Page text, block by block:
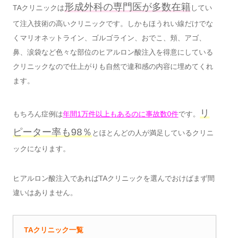
TAクリニックは形成外科の専門医が多数在籍 してい
て注入技術の高いクリニックです。しかもほうれい線だけでな
くマリオネットライン、ゴルゴライン、おでこ、頬、アゴ、
鼻、涙袋など色々な部位のヒアルロン酸注入を得意にしている
クリニックなので仕上がりも自然で違和感の内容に埋めてくれ
ます。
もちろん症例は年間1万件以上もあるのに事故数0件です。
リ
ピーター率も98％ とほとんどの人が満足しているクリニ
ックになります。
ヒアルロン酸注入であればTAクリニックを選んでおけばまず間
違いはありません。
TAクリニック一覧